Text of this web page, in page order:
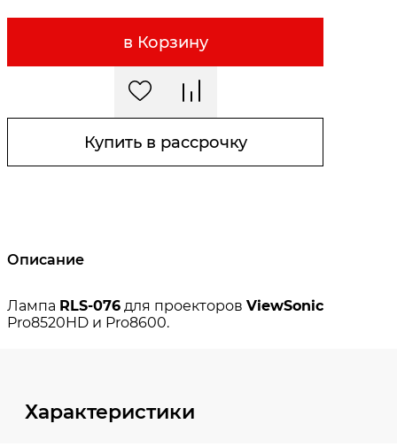
в Корзину
Купить в рассрочку
Описание
Характеристики